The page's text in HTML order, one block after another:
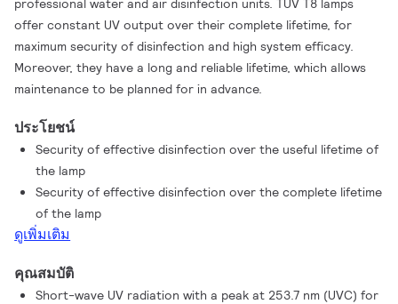
professional water and air disinfection units. TUV T8 lamps
offer constant UV output over their complete lifetime, for
maximum security of disinfection and high system efficacy.
Moreover, they have a long and reliable lifetime, which allows
maintenance to be planned for in advance.
ประโยชน์
Security of effective disinfection over the useful lifetime of
the lamp
Security of effective disinfection over the complete lifetime
of the lamp
ดูเพิ่มเติม
คุณสมบัติ
Short-wave UV radiation with a peak at 253.7 nm (UVC) for